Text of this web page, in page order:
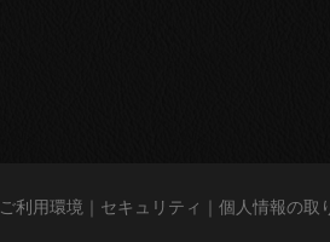
ご利用環境｜ セキュリティ ｜ 個人情報の取